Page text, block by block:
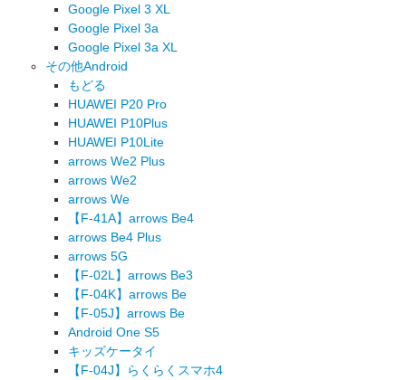
Google Pixel 3 XL
Google Pixel 3a
Google Pixel 3a XL
その他Android
もどる
HUAWEI P20 Pro
HUAWEI P10Plus
HUAWEI P10Lite
arrows We2 Plus
arrows We2
arrows We
【F-41A】arrows Be4
arrows Be4 Plus
arrows 5G
【F-02L】arrows Be3
【F-04K】arrows Be
【F-05J】arrows Be
Android One S5
キッズケータイ
【F-04J】らくらくスマホ4